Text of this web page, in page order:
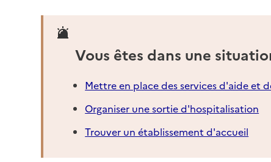
Vous êtes dans une
Mettre en place des services d'aide et
Organiser une sortie d'hospitalisation
Trouver un établissement d'accueil